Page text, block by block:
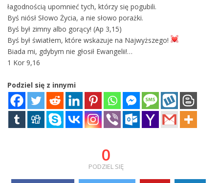
łagodnością upomnieć tych, którzy się pogubili.
Byś niósł Słowo Życia, a nie słowo porażki.
Byś był zimny albo gorący! (Ap 3,15)
Byś był światłem, które wskazuje na Najwyższego!
Biada mi, gdybym nie głosił Ewangelii!…
1 Kor 9,16
Podziel się z innymi
0
PODZIEL SIĘ